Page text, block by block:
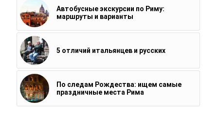
Автобусные экскурсии по Риму:
маршруты и варианты
5 отличий итальянцев и русских
По следам Рождества: ищем самые
праздничные места Рима